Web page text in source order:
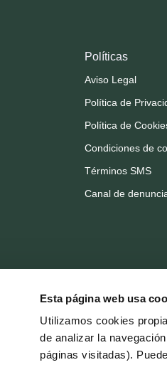
Esta página web usa
Utilizamos cookies
de analizar la
páginas visitadas).
Políticas
Aviso Legal
Política de
Política de
Condiciones de
Términos SMS
Canal de